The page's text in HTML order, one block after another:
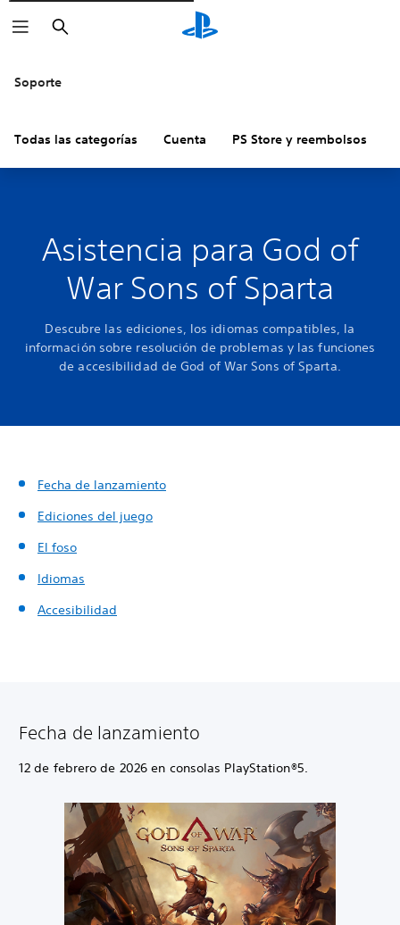
Buscar
Soporte
Todas las categorías Cuenta PS Store y reembolsos
Asistencia para God of
War Sons of Sparta
Descubre las ediciones, los idiomas compatibles, la
información sobre resolución de problemas y las funciones
de accesibilidad de God of War Sons of Sparta.
Fecha de lanzamiento
Ediciones del juego
El foso
Idiomas
Accesibilidad
Fecha de lanzamiento
12 de febrero de 2026 en consolas PlayStation®5.